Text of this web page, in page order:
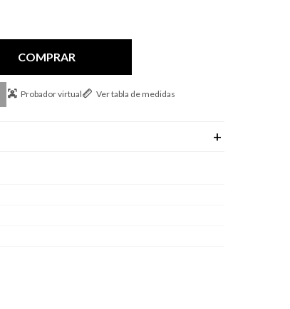
COMPRAR
Probador virtual Ver tabla de medidas